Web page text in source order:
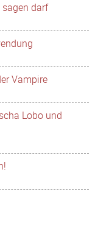
darf
Vampire
Lobo und